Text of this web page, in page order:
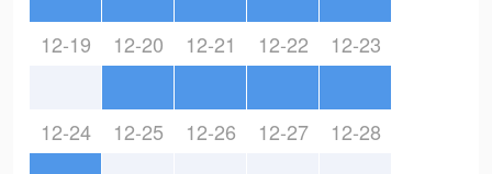
12-19 12-20 12-21 12-22 12-23
12-24 12-25 12-26 12-27 12-28